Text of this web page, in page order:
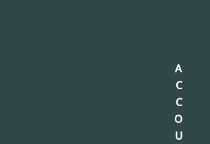
A
C
C
O
U